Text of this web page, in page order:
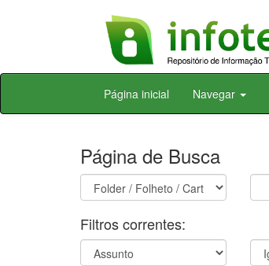
Skip
Página inicial Navegar
Página de Busca
Filtros correntes: